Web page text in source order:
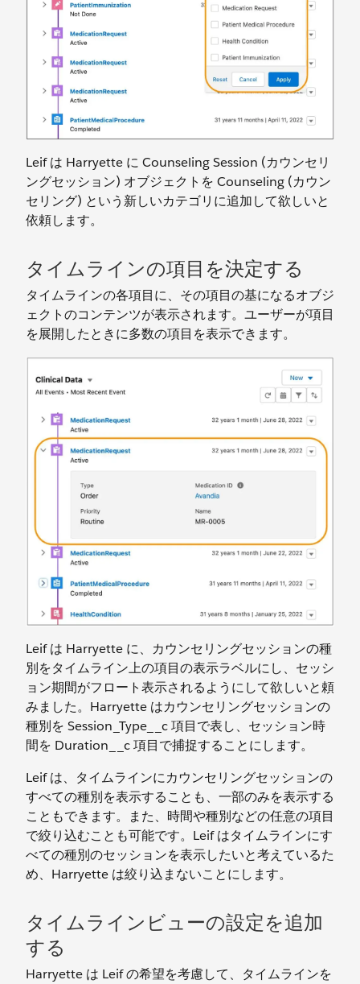
Leif は Harryette に Counseling Session (カウンセリ
ングセッション) オブジェクトを Counseling (カウン
セリング) という新しいカテゴリに追加して欲しいと
依頼します。
タイムラインの項目を決定する
タイムラインの各項目に、その項目の基になるオブジ
ェクトのコンテンツが表示されます。ユーザーが項目
を展開したときに多数の項目を表示できます。
Leif は Harryette に、カウンセリングセッションの種
別をタイムライン上の項目の表示ラベルにし、セッシ
ョン期間がフロート表示されるようにして欲しいと頼
みました。Harryette はカウンセリングセッションの
種別を Session_Type__c 項目で表し、セッション時
間を Duration__c 項目で捕捉することにします。
Leif は、タイムラインにカウンセリングセッションの
すべての種別を表示することも、一部のみを表示する
こともできます。また、時間や種別などの任意の項目
で絞り込むことも可能です。Leif はタイムラインにす
べての種別のセッションを表示したいと考えているた
め、Harryette は絞り込まないことにします。
タイムラインビューの設定を追加
する
Harryette は Leif の希望を考慮して、タイムラインを